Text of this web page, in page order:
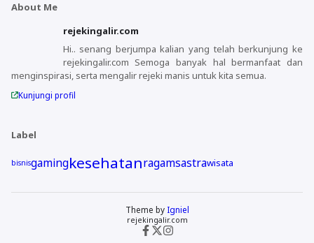
About Me
rejekingalir.com
Hi.. senang berjumpa kalian yang telah berkunjung ke
rejekingalir.com Semoga banyak hal bermanfaat dan
menginspirasi, serta mengalir rejeki manis untuk kita semua.
Kunjungi profil
Label
bisnisgamingkesehatanragamsastrawisata
Theme by Igniel
rejekingalir.com